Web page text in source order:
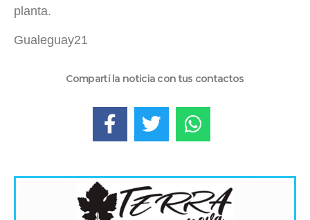
planta.
Gualeguay21
Compartí la noticia con tus contactos